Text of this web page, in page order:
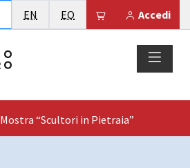
Accedi
Il tuo carrello è
Italiano
EN English
EO Esperanto
Mostra “Scultori in Pietraia”